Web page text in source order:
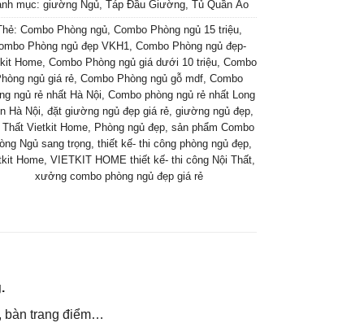
mục: giường Ngủ, Táp Đầu Giường, Tủ Quần Áo
Combo Phòng ngủ, Combo Phòng ngủ 15 triệu,
Phòng ngủ đẹp VKH1, Combo Phòng ngủ đẹp-
Home, Combo Phòng ngủ giá dưới 10 triệu, Combo
ngủ giá rẻ, Combo Phòng ngủ gỗ mdf, Combo
ngủ rẻ nhất Hà Nội, Combo phòng ngủ rẻ nhất Long
Hà Nội, đặt giường ngủ đẹp giá rẻ, giường ngủ đẹp,
Thất Vietkit Home, Phòng ngủ đẹp, sản phẩm Combo
Ngủ sang trọng, thiết kế- thi công phòng ngủ đẹp,
Home, VIETKIT HOME thiết kế- thi công Nội Thất,
xưởng combo phòng ngủ đẹp giá rẻ
bàn trang điểm…